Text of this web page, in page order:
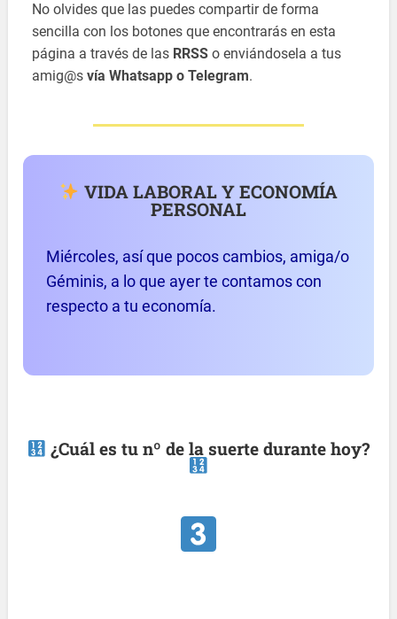
No olvides que las puedes compartir de forma
sencilla con los botones que encontrarás en esta
página a través de las RRSS o enviándosela a tus
amig@svía Whatsapp o Telegram.
VIDA LABORAL Y ECONOMÍA
PERSONAL
Miércoles, así que pocos cambios, amiga/o
Géminis, a lo que ayer te contamos con
respecto a tu economía.
¿Cuál es tu nº de la suerte durante hoy?